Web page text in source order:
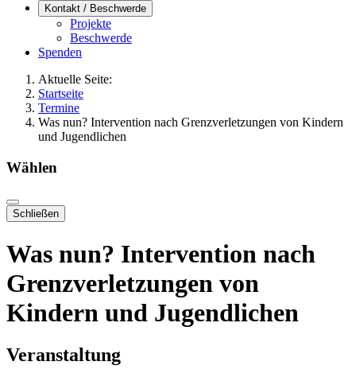
Kontakt / Beschwerde
Projekte
Beschwerde
Spenden
Aktuelle Seite:
Startseite
Termine
Was nun? Intervention nach Grenzverletzungen von Kindern
und Jugendlichen
Wählen
Schließen
Was nun? Intervention nach
Grenzverletzungen von
Kindern und Jugendlichen
Veranstaltung